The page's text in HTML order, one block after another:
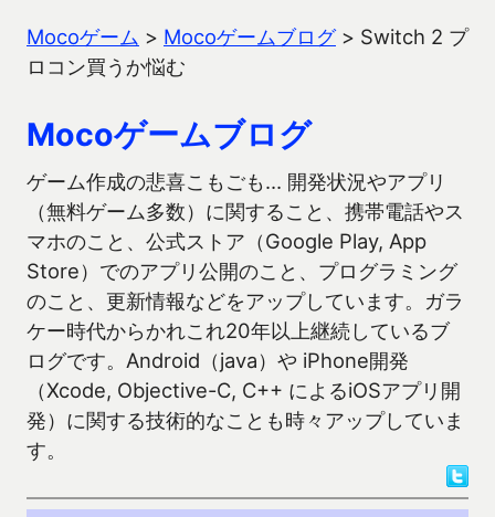
Mocoゲーム > Mocoゲームブログ> Switch 2 プ
ロコン買うか悩む
Mocoゲームブログ
ゲーム作成の悲喜こもごも… 開発状況やアプリ
（無料ゲーム多数）に関すること、携帯電話やス
マホのこと、公式ストア（Google Play, App
Store）でのアプリ公開のこと、プログラミング
のこと、更新情報などをアップしています。ガラ
ケー時代からかれこれ20年以上継続しているブ
ログです。Android（java）や iPhone開発
（Xcode, Objective-C, C++ によるiOSアプリ開
発）に関する技術的なことも時々アップしていま
す。